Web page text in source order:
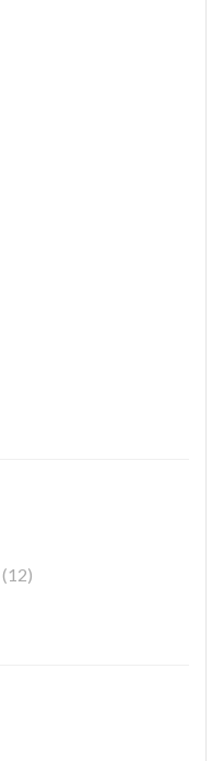
(12)